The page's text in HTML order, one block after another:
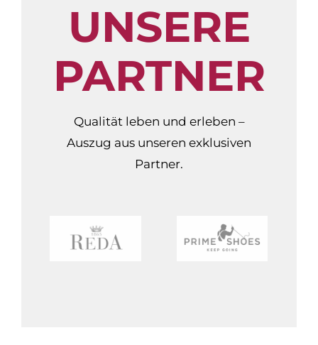
UNSERE
PARTNER
Qualität leben und erleben –
Auszug aus unseren exklusiven
Partner.